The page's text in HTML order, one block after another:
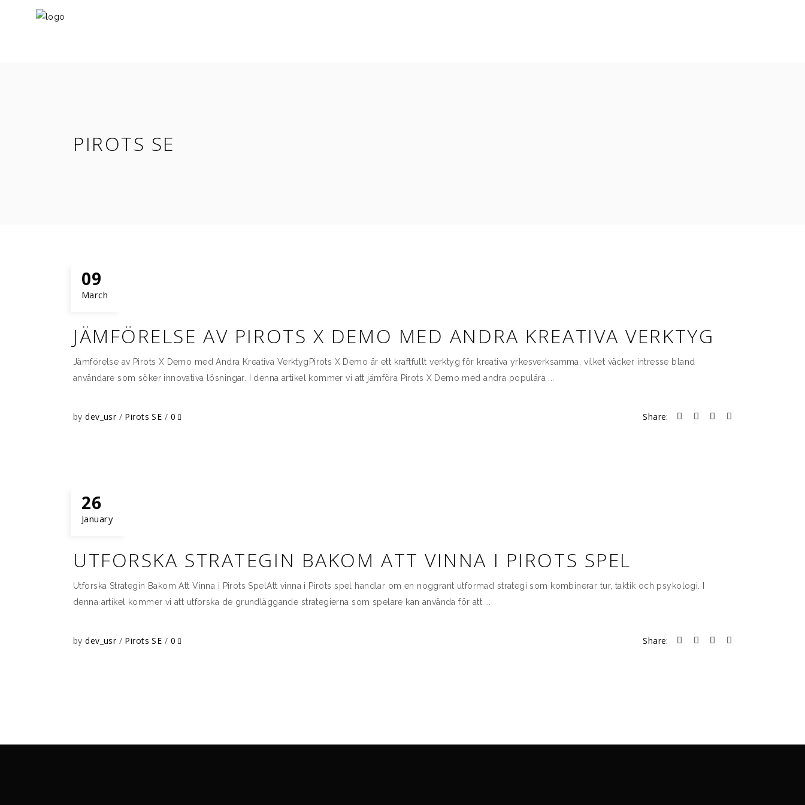
PIROTS SE
09
March
JÄMFÖRELSE AV PIROTS X DEMO MED ANDRA KREATIVA VERKTYG
Jämförelse av Pirots X Demo med Andra Kreativa VerktygPirots X Demo är ett kraftfullt verktyg för kreativa yrkesverksamma, vilket väcker intresse bland
användare som söker innovativa lösningar. I denna artikel kommer vi att jämföra Pirots X Demo med andra populära
bydev_usr Pirots SE 0 Share:
26
January
UTFORSKA STRATEGIN BAKOM ATT VINNA I PIROTS SPEL
Utforska Strategin Bakom Att Vinna i Pirots SpelAtt vinna i Pirots spel handlar om en noggrant utformad strategi som kombinerar tur, taktik och psykologi. I
denna artikel kommer vi att utforska de grundläggande strategierna som spelare kan använda för att
bydev_usr Pirots SE 0 Share: